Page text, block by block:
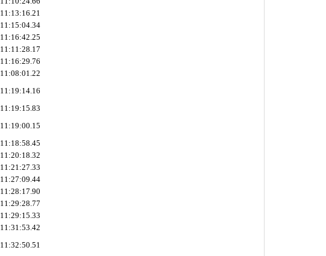
11:13:16.21
11:15:04.34
11:16:42.25
11:11:28.17
11:16:29.76
11:08:01.22
11:19:14.16
11:19:15.83
11:19:00.15
11:18:58.45
11:20:18.32
11:21:27.33
11:27:09.44
11:28:17.90
11:29:28.77
11:29:15.33
11:31:53.42
11:32:50.51